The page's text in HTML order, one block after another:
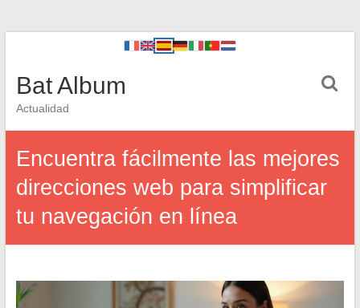
Bat Album
Actualidad
Encuentra fácilmente las mejores
direcciones web para simplificar
tu navegación en línea